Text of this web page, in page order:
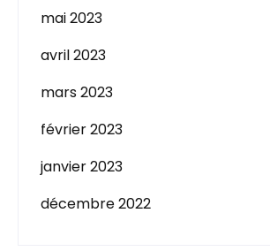
mai 2023
avril 2023
mars 2023
février 2023
janvier 2023
décembre 2022